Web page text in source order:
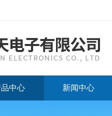
中心 新闻中心